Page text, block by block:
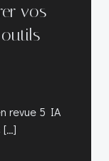
vos
revue 5 IA
[…]